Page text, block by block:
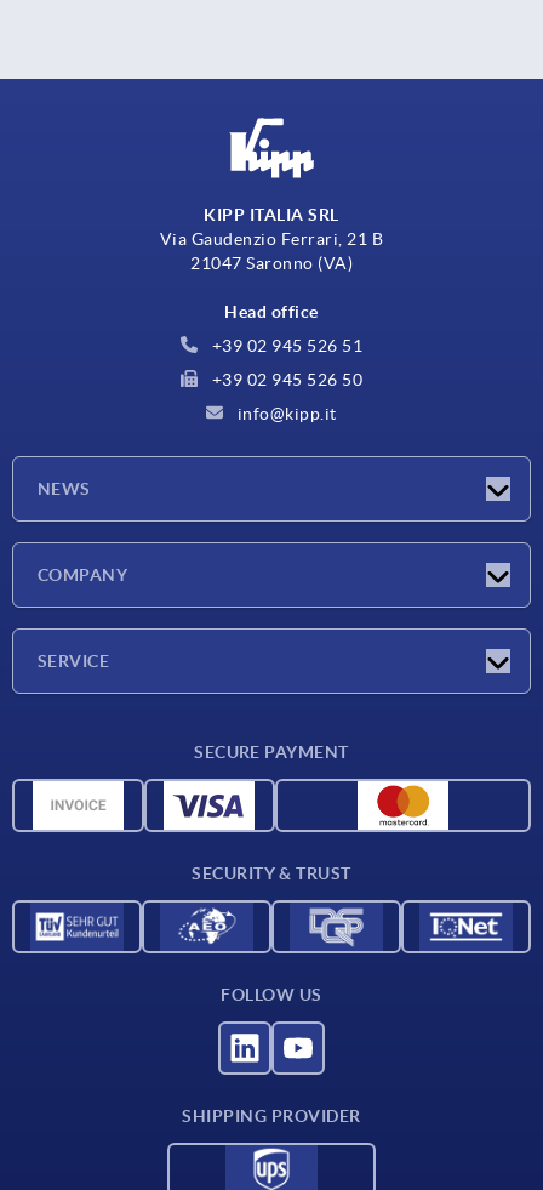
KIPP ITALIA SRL
Via Gaudenzio Ferrari, 21 B
21047 Saronno (VA)
Head office
+39 02 945 526 51
+39 02 945 526 50
info@kipp.it
NEWS
COMPANY
SERVICE
CAD data
SECURE PAYMENT
SECURITY & TRUST
FOLLOW US
SHIPPING PROVIDER